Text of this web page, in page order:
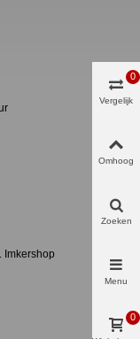
Imkershop
Vergelijk
0
Omhoog
Zoeken
Menu
0